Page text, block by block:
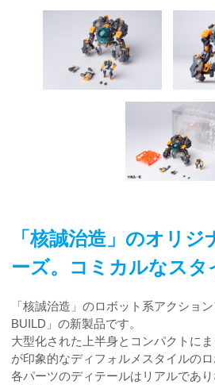
「核誠治造」のオリ
ーズ。コミカルなスタ
「核誠治造」のロボット系アクショ
BUILD」の新製品です。
大型化された上半身とコンパクトに
が印象的なディフォルメスタイルのロ
各パーツのディテールはリアルであ